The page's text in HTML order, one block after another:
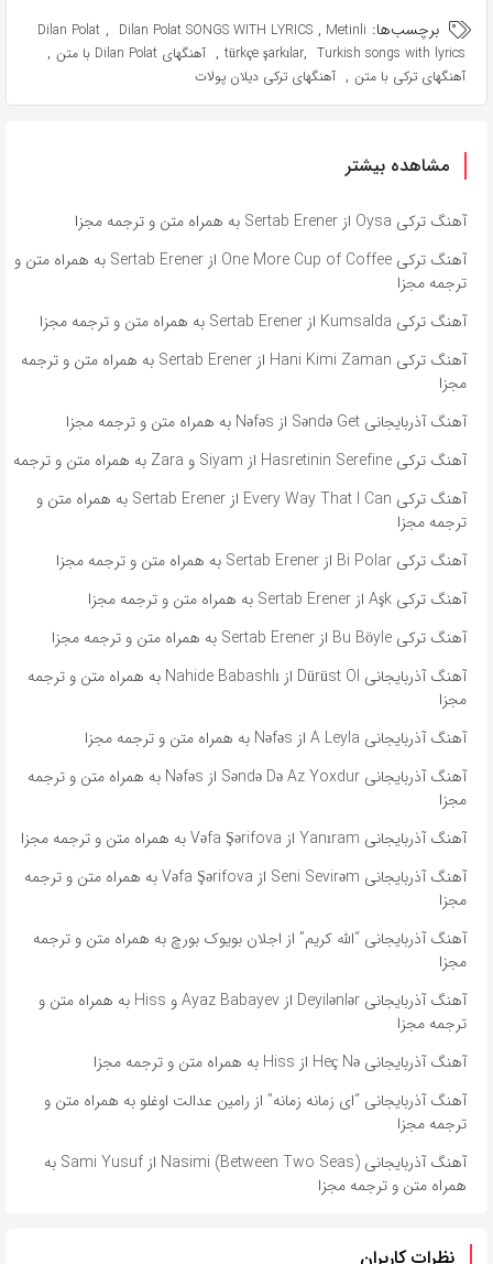
برچسب‌ها: Dilan Polat , Dilan Polat SONGS WITH LYRICS , Metinli
türkçe şarkılar, Turkish songs with lyrics
, آهنگهای Dilan Polat با متن ,
آهنگهای ترکی با متن , آهنگهای ترکی دیلان پولات
مشاهده بیشتر
آهنگ ترکی Oysa از Sertab Erener به همراه متن و ترجمه مجزا
آهنگ ترکی One More Cup of Coffee از Sertab Erener به همراه متن و
ترجمه مجزا
آهنگ ترکی Kumsalda از Sertab Erener به همراه متن و ترجمه مجزا
آهنگ ترکی Hani Kimi Zaman از Sertab Erener به همراه متن و ترجمه
مجزا
آهنگ آذربایجانی Səndə Get از Nəfəs به همراه متن و ترجمه مجزا
آهنگ ترکی Hasretinin Serefine از Siyam و Zara به همراه متن و ترجمه
آهنگ ترکی Every Way That I Can از Sertab Erener به همراه متن و
ترجمه مجزا
آهنگ ترکی Bi Polar از Sertab Erener به همراه متن و ترجمه مجزا
آهنگ ترکی Aşk از Sertab Erener به همراه متن و ترجمه مجزا
آهنگ ترکی Bu Böyle از Sertab Erener به همراه متن و ترجمه مجزا
آهنگ آذربایجانی Dürüst Ol از Nahide Babashlı به همراه متن و ترجمه
مجزا
آهنگ آذربایجانی A Leyla از Nəfəs به همراه متن و ترجمه مجزا
آهنگ آذربایجانی Səndə Də Az Yoxdur از Nəfəs به همراه متن و ترجمه
مجزا
آهنگ آذربایجانی Yanıram از Vəfa Şərifova به همراه متن و ترجمه مجزا
آهنگ آذربایجانی Seni Sevirəm از Vəfa Şərifova به همراه متن و ترجمه
مجزا
آهنگ آذربایجانی “الله کریم” از اجلان بویوک بورچ به همراه متن و ترجمه
مجزا
آهنگ آذربایجانی Deyilənlər از Ayaz Babayev و Hiss به همراه متن و
ترجمه مجزا
آهنگ آذربایجانی Heç Nə از Hiss به همراه متن و ترجمه مجزا
آهنگ آذربایجانی “ای زمانه زمانه” از رامین عدالت اوغلو به همراه متن و
ترجمه مجزا
آهنگ آذربایجانی Nasimi (Between Two Seas) از Sami Yusuf به
همراه متن و ترجمه مجزا
نظرات کاربران